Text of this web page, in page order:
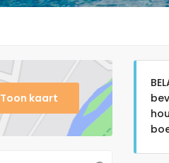
Toon kaart